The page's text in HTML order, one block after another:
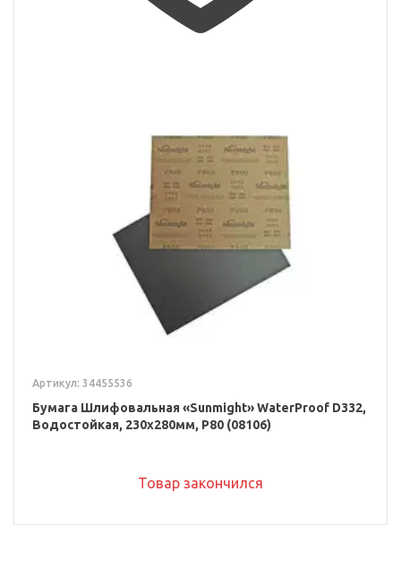
Артикул: 34455536
Бумага Шлифовальная «Sunmight» WaterProof D332,
Водостойкая, 230x280мм, P80 (08106)
Товар закончился